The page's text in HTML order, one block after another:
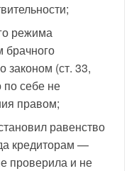
режима
брачного
законом (ст. 33,
себе не
правом;
равенство
кредиторам —
проверила и не